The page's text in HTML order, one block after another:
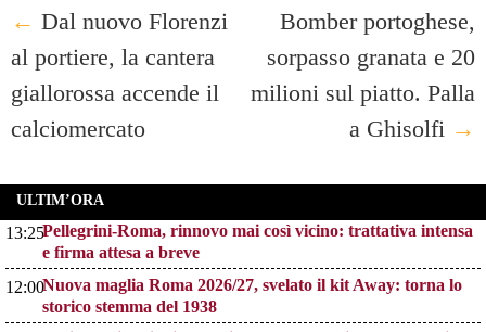
Post
navigation
← Dal nuovo Florenzi
al portiere, la cantera
giallorossa accende il
calciomercato
Bomber portoghese,
sorpasso granata e 20
milioni sul piatto. Palla
a Ghisolfi →
ULTIM’ORA
13:25Pellegrini-Roma, rinnovo mai così vicino: trattativa intensa
e firma attesa a breve
12:00Nuova maglia Roma 2026/27, svelato il kit Away: torna lo
storico stemma del 1938